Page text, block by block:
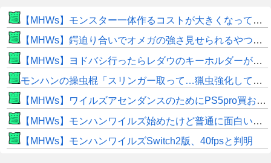
【MHWs】モンスター一体作るコストが大きくなっている昨今でこそ亜種に頼るべきだよな
【MHWs】鍔迫り合いでオメガの強さ見せられるやつ一番すき
【MHWs】ヨドバシ行ったらレダウのキーホルダーが100円で売ってて草
モンハンの操虫棍「スリンガー取って…猟虫強化して…エキス取って… よし、戦うぞ」←これ
【MHWs】ワイルズアセンダンスのためにPS5pro買おうとしたら転売価格ばかりじゃねーか
【MHWs】モンハンワイルズ始めたけど普通に面白いじゃん
【MHWs】モンハンワイルズSwitch2版、40fpsと判明